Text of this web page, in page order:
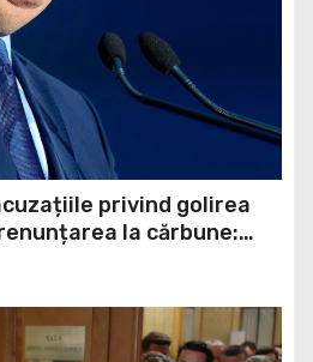
privind golirea
la cărbune: